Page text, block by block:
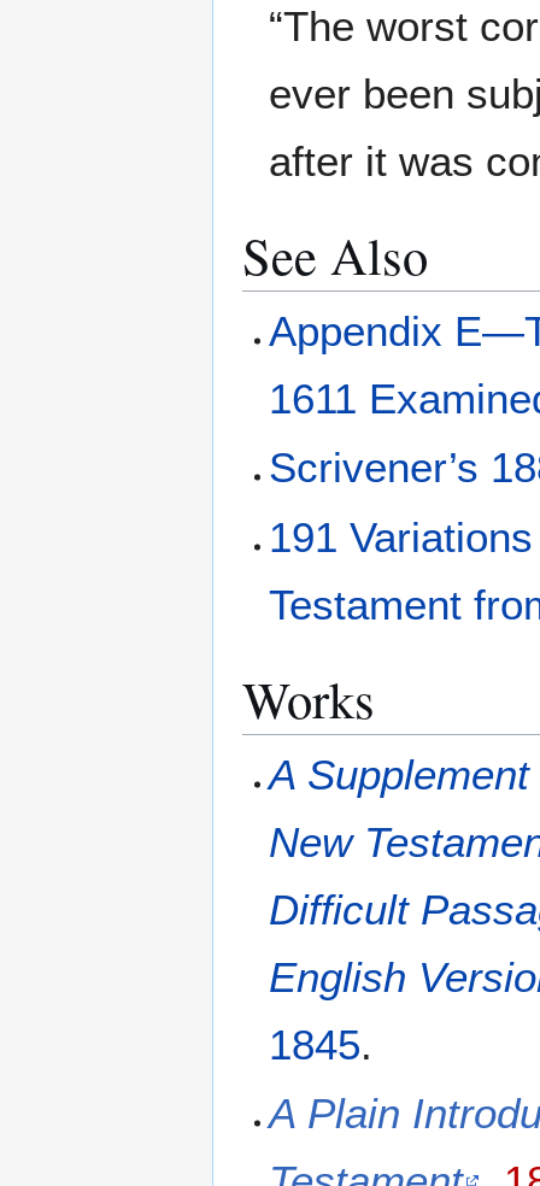
“The worst
ever been
after it was
See Also
Appendix
1611
Scrivener’s
191
Testament
Works
A
New
Difficult
English
1845.
A Plain